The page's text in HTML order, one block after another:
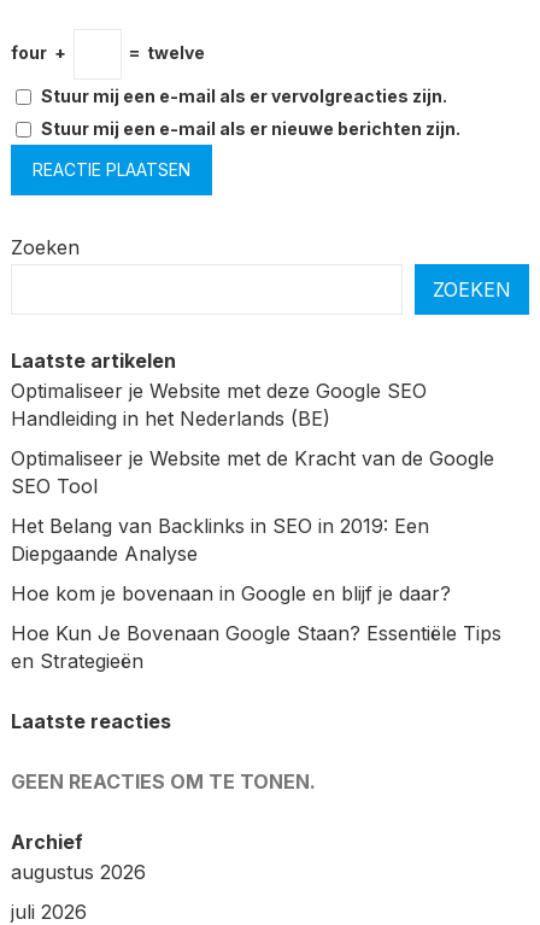
four + = twelve
Stuur mij een e-mail als er vervolgreacties zijn.
Stuur mij een e-mail als er nieuwe berichten zijn.
Zoeken
ZOEKEN
Laatste artikelen
Optimaliseer je Website met deze Google SEO
Handleiding in het Nederlands (BE)
Optimaliseer je Website met de Kracht van de Google
SEO Tool
Het Belang van Backlinks in SEO in 2019: Een
Diepgaande Analyse
Hoe kom je bovenaan in Google en blijf je daar?
Hoe Kun Je Bovenaan Google Staan? Essentiële Tips
en Strategieën
Laatste reacties
GEEN REACTIES OM TE TONEN.
Archief
augustus 2026
juli 2026